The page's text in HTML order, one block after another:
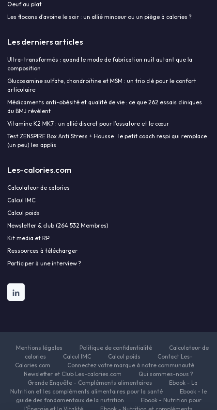
Oeuf au plat
Les flocons d'avoine le soir : un allié minceur ou un piège à calories ?
Les derniers articles
Ultra-transformés : quand le mode de fabrication nuit autant que la
composition
Glucosamine sulfate, chondroïtine et MSM : un trio clé pour le confort
articulaire
Médicaments anti-obésité et qualité de vie : ce que 262 essais cliniques
du BMJ révèlent
Vitamine K2 MK7 : un allié discret pour l’ossature et le cœur
Test ZENSPIRE Box Anti Stress + Housse : le petit coach respi qui remplace
(un peu) les applis
Les-calories.com
Calculateur de calories
Calcul IMC
Calcul poids
Newsletter & club (264 532 Membres)
Kit media et RP
Ressources à télécharger
Participer à une interview ?
Mentions légales Politique de confidentialité
Calculateur de
calories
Calcul IMC Calcul poids
Contact Les-
Calories.com
Connectez votre marque à notre communauté
Newsletter et Club Les-calories.com
Qui sommes-nous ?
Grande Enquête - Compléments alimentaires
Ebook - La
Nutrition et les compléments alimentaires pour la santé
Ebook - le
guide des fondamentaux de la nutrition
Ebook - Nutrition pour